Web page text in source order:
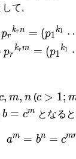
して,
pr
krn = (p1
k1
pr
krm = (p1
k1
, m,
m, n
n (c
>
c > 1;
b =
b = cm となる
a^m
am = bn = cm